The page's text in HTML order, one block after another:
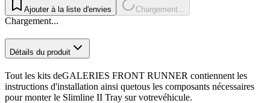
Ajouter à la liste d'envies Chargement...
Chargement...
Détails du produit
Tout les kits deGALERIES FRONT RUNNER contiennent les
instructions d'installation ainsi quetous les composants nécessaires
pour monter le Slimline II Tray sur votrevéhicule.